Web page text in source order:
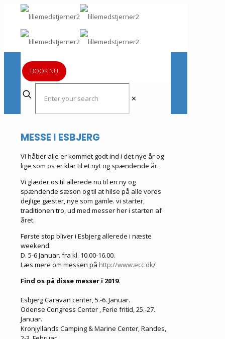
BOOK NU
✕
MESSE I ESBJERG
Vi håber alle er kommet godt ind i det nye år og
lige som os er klar til et nyt og spændende år.
Vi glæder os til allerede nu til en ny og
spændende sæson og til at hilse på alle vores
dejlige gæster, nye som gamle. vi starter,
traditionen tro, ud med messer her i starten af
året.
Første stop bliver i Esbjerg allerede i næste
weekend.
D. 5-6 Januar. fra kl. 10.00-16.00.
Læs mere om messen på http://www.ecc.dk/
Find os på disse messer i 2019.
Esbjerg Caravan center, 5.-6. Januar.
Odense Congress Center , Ferie fritid, 25.-27.
Januar.
Kronjyllands Camping & Marine Center, Randes,